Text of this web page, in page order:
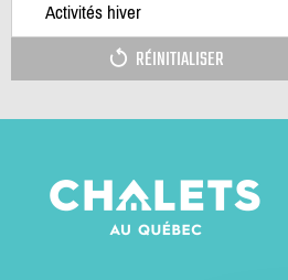
Activités hiver
RÉINITIALISER